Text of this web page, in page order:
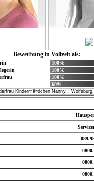
Bewerbung in Vollzeit als:
100%
100%
100%
60%
Kindermä¤dchen Nanny, ,